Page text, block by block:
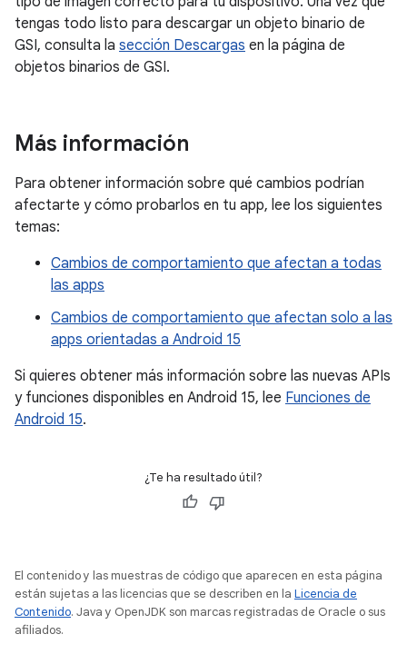
tengas todo listo para descargar un objeto binario de
GSI, consulta la sección Descargas en la página de
objetos binarios de GSI.
Más información
Para obtener información sobre qué cambios podrían
afectarte y cómo probarlos en tu app, lee los siguientes
temas:
Cambios de comportamiento que afectan a todas
las apps
Cambios de comportamiento que afectan solo a las
apps orientadas a Android 15
Si quieres obtener más información sobre las nuevas APIs
y funciones disponibles en Android 15, lee Funciones de
Android 15.
¿Te ha resultado útil?
El contenido y las muestras de código que aparecen en esta página
están sujetas a las licencias que se describen en la Licencia de
Contenido. Java y OpenJDK son marcas registradas de Oracle o sus
afiliados.